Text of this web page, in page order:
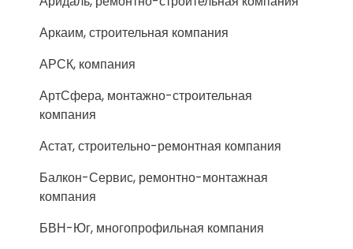
Аркаим, строительная компания
АРСК, компания
АртСфера, монтажно-строительная
компания
Астат, строительно-ремонтная компания
Балкон-Сервис, ремонтно-монтажная
компания
БВН-Юг, многопрофильная компания